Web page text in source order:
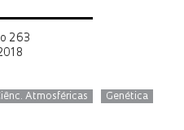
263
Atmosféricas Genética